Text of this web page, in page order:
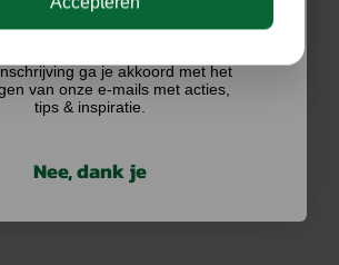
Ik doe graag mee!
ga je akkoord met het
van onze e-mails met acties,
tips & inspiratie.
Nee, dank je